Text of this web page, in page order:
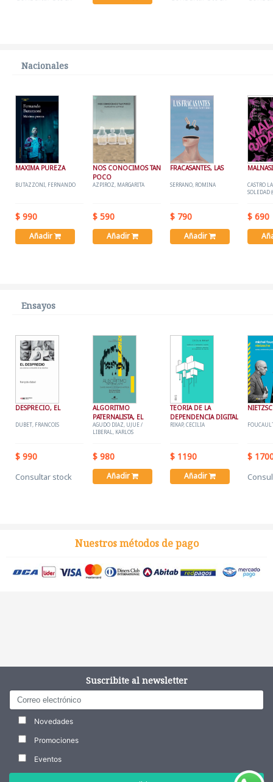
Nacionales
MAXIMA PUREZA
BUTAZZONI, FERNANDO
$ 990
Añadir
NOS CONOCIMOS TAN
POCO
AZPIROZ, MARGARITA
$ 590
Añadir
FRACASANTES, LAS
SERRANO, ROMINA
$ 790
Añadir
CASTRO
SOLEDAD
$ 690
Ensayos
DESPRECIO, EL
DUBET, FRANCOIS
$ 990
Consultar stock
ALGORITMO
PATERNALISTA, EL
AGUDO DIAZ, UJUE /
LIBERAL, KARLOS
$ 980
Añadir
TEORIA DE LA
DEPENDENCIA DIGITAL
RIKAP, CECILIA
$ 1190
Añadir
$
Nuestros métodos de pago
Suscribite al newsletter
Novedades
Promociones
Eventos